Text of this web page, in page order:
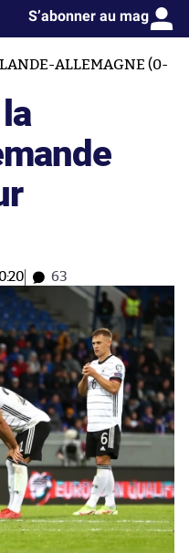
S’abonner au mag
ALLEMAGNE (0-
63